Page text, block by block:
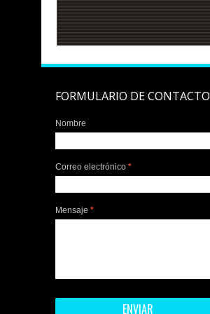
FORMULARIO DE CONTACTO
Nombre
Correo electrónico *
Mensaje *